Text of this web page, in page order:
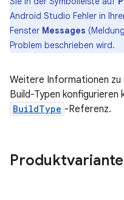
Android Studio Fehler in
Fenster Messages
Problem beschrieben wird.
Weitere Informationen zu
Build-Typen konfigurieren
BuildType -Referenz.